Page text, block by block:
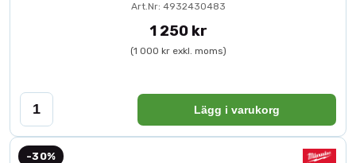
Art.Nr: 4932430483
1 250 kr
(1 000 kr exkl. moms)
Lägg i varukorg
-30%